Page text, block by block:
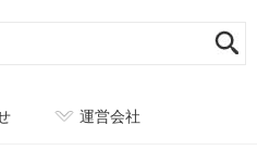
運営会社